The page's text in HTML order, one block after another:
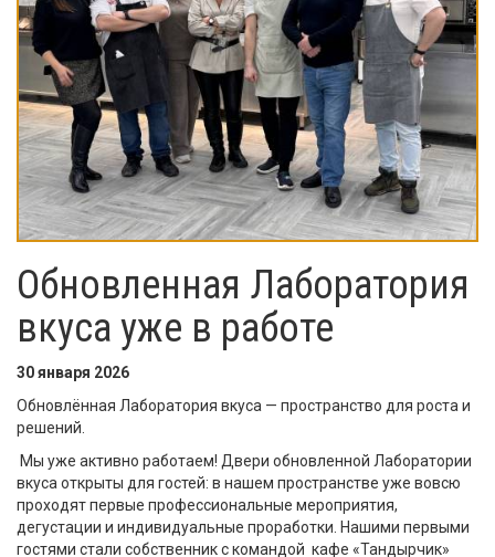
Обновленная Лаборатория
вкуса уже в работе
30 января 2026
Обновлённая Лаборатория вкуса — пространство для роста и
решений.
Мы уже активно работаем! Двери обновленной Лаборатории
вкуса открыты для гостей: в нашем пространстве уже вовсю
проходят первые профессиональные мероприятия,
дегустации и индивидуальные проработки. Нашими первыми
гостями стали собственник с командой кафе «Тандырчик»